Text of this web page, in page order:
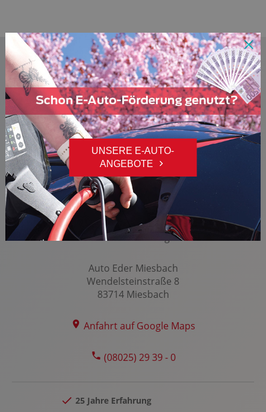
Zentralver. mit Fernbedienung
DIESES FAHRZEUG FINDEN SIE BEI
FOLGENDEM AUTOHAUS
AUTO EDER MIESBACH
Probefahrtanfrage
Auto Eder Miesbach
Wendelsteinstraße 8
83714 Miesbach
Anfahrt auf Google Maps
(08025) 29 39 - 0
25 Jahre Erfahrung
UNSERE E-AUTO-
ANGEBOTE